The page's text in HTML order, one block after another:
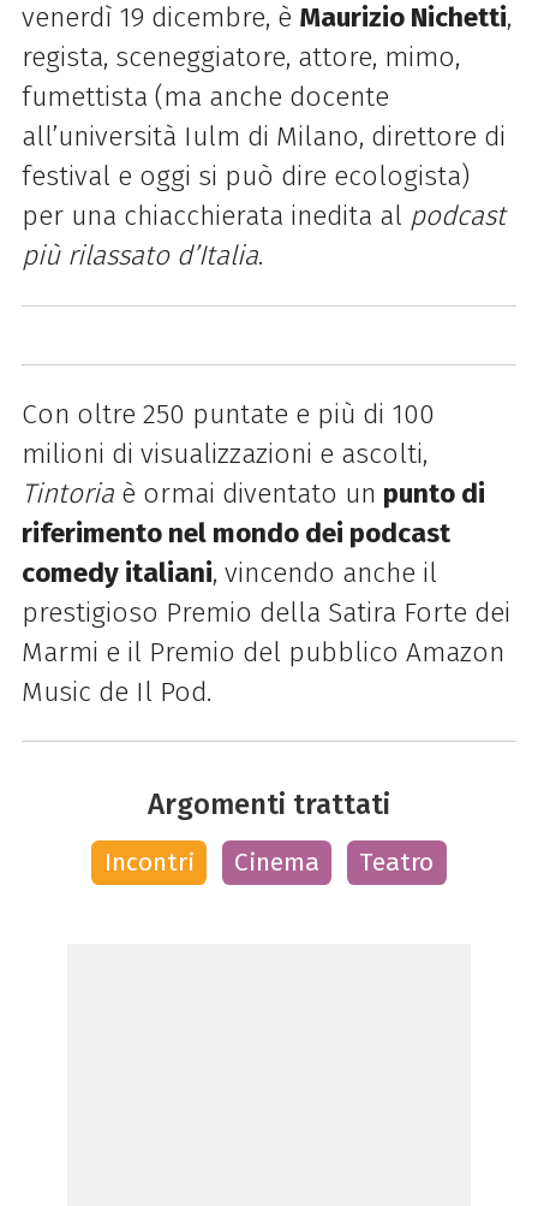
venerdì 19 dicembre, è Maurizio Nichetti,
regista, sceneggiatore, attore, mimo,
fumettista (ma anche docente
all’università Iulm di Milano, direttore di
festival e oggi si può dire ecologista)
per una chiacchierata inedita al podcast
più rilassato d’Italia.
Con oltre 250 puntate e più di 100
milioni di visualizzazioni e ascolti,
Tintoria è ormai diventato un punto di
riferimento nel mondo dei podcast
comedy italiani, vincendo anche il
prestigioso Premio della Satira Forte dei
Marmi e il Premio del pubblico Amazon
Music de Il Pod.
Argomenti trattati
Incontri Cinema Teatro